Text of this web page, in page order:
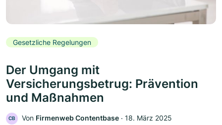
Gesetzliche Regelungen
Der Umgang mit
Versicherungsbetrug: Prävention
und Maßnahmen
CB Von Firmenweb Contentbase ‧ 18. März 2025